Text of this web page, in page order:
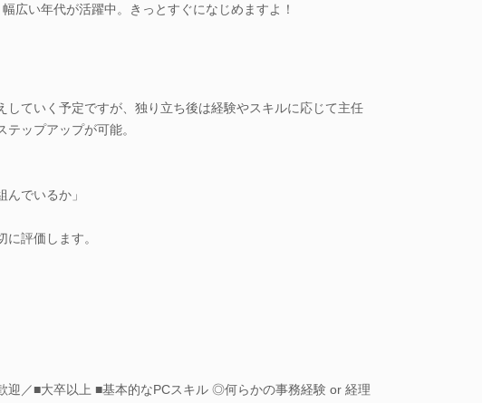
広い年代が活躍中。きっとすぐになじめますよ！
していく予定ですが、独り立ち後は経験やスキルに応じて主任
ップアップが可能。
んでいるか」
評価します。
迎／■大卒以上 ■基本的なPCスキル ◎何らかの事務経験 or 経理